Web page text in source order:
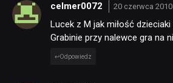
celmer0072 20 czerwca
Lucek z M jak miłość
Grabinie przy nalewce gra na
Odpowiedz